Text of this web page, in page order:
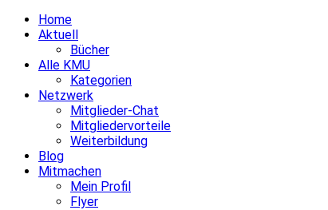
Home
Aktuell
Bücher
Alle KMU
Kategorien
Netzwerk
Mitglieder-Chat
Mitgliedervorteile
Weiterbildung
Blog
Mitmachen
Mein Profil
Flyer